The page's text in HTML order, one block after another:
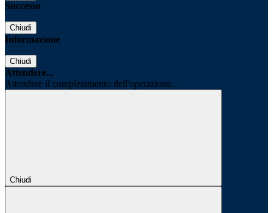
Successo
Chiudi
Informazione
Chiudi
Attendere...
Attendere il completamento dell'operazione...
Chiudi